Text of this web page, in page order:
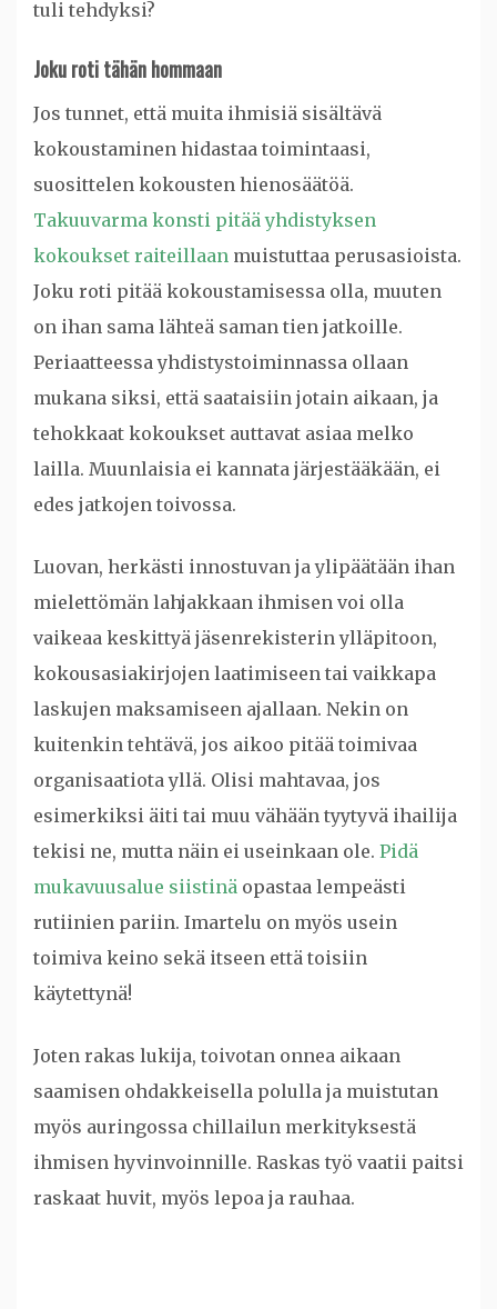
tuli tehdyksi?
Joku roti tähän hommaan
Jos tunnet, että muita ihmisiä sisältävä
kokoustaminen hidastaa toimintaasi,
suosittelen kokousten hienosäätöä.
Takuuvarma konsti pitää yhdistyksen
kokoukset raiteillaan muistuttaa perusasioista.
Joku roti pitää kokoustamisessa olla, muuten
on ihan sama lähteä saman tien jatkoille.
Periaatteessa yhdistystoiminnassa ollaan
mukana siksi, että saataisiin jotain aikaan, ja
tehokkaat kokoukset auttavat asiaa melko
lailla. Muunlaisia ei kannata järjestääkään, ei
edes jatkojen toivossa.
Luovan, herkästi innostuvan ja ylipäätään ihan
mielettömän lahjakkaan ihmisen voi olla
vaikeaa keskittyä jäsenrekisterin ylläpitoon,
kokousasiakirjojen laatimiseen tai vaikkapa
laskujen maksamiseen ajallaan. Nekin on
kuitenkin tehtävä, jos aikoo pitää toimivaa
organisaatiota yllä. Olisi mahtavaa, jos
esimerkiksi äiti tai muu vähään tyytyvä ihailija
tekisi ne, mutta näin ei useinkaan ole. Pidä
mukavuusalue siistinä opastaa lempeästi
rutiinien pariin. Imartelu on myös usein
toimiva keino sekä itseen että toisiin
käytettynä!
Joten rakas lukija, toivotan onnea aikaan
saamisen ohdakkeisella polulla ja muistutan
myös auringossa chillailun merkityksestä
ihmisen hyvinvoinnille. Raskas työ vaatii paitsi
raskaat huvit, myös lepoa ja rauhaa.